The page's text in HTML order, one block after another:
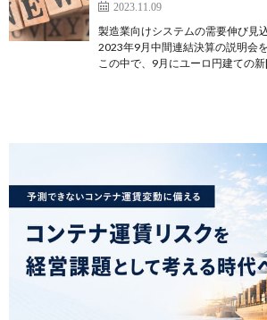
2023.11.09
製造業向けシステムの需要伸び見
2023年9月中間連結決算の説明会
この中で、9月にユーロ円建ての